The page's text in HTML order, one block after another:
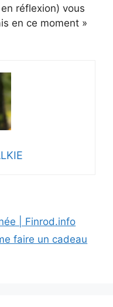
réflexion) vous
en ce moment »
| Finrod.info
faire un cadeau